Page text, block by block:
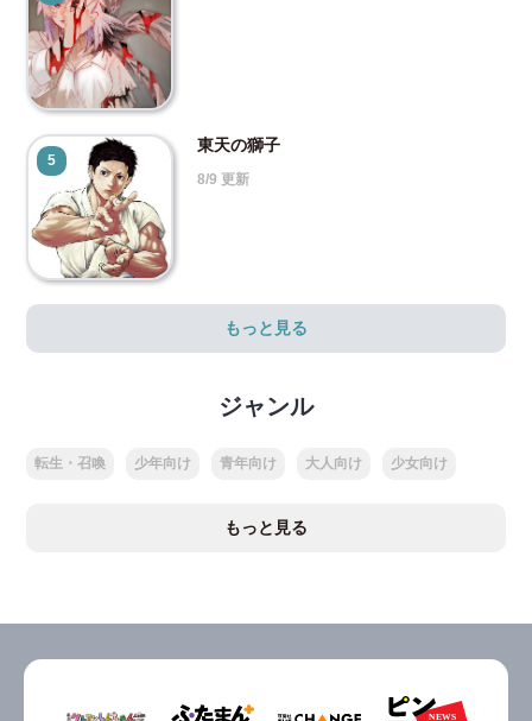
5
東天の獅子
8/9 更新
もっと見る
ジャンル
転生・召喚 少年向け 青年向け 大人向け 少女向け
もっと見る